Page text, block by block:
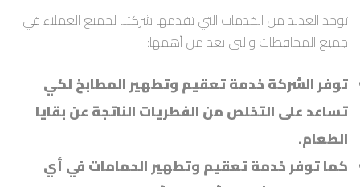
توجد العديد من الخدمات التي تقدمها شركتنا لجميع العملاء في
جميع المحافظات والتي تعد من أهمها:
توفر الشركة خدمة تعقيم وتطهير المطابخ لكي
تساعد على التخلص من الفطريات الناتجة عن بقايا
الطعام.
كما توفر خدمة تعقيم وتطهير الحمامات في أي